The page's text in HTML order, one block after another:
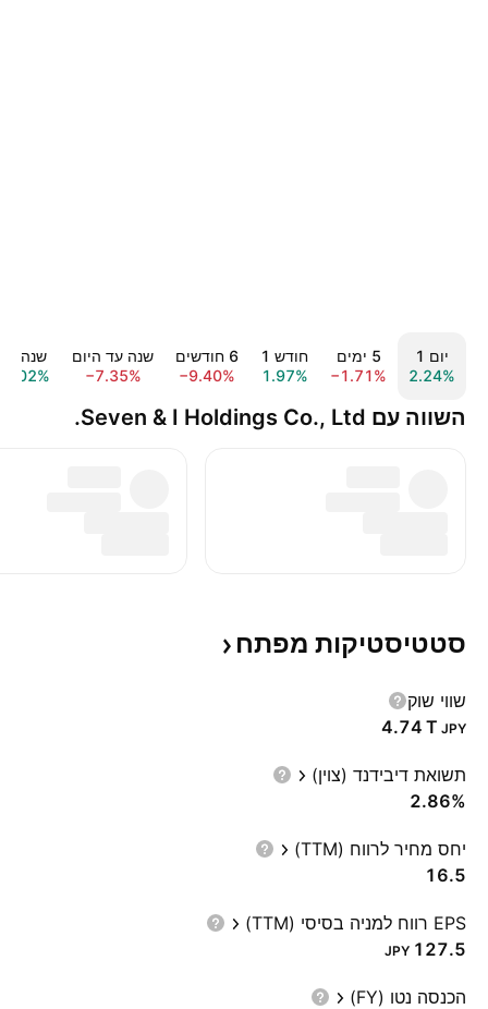
יום ‎1‎
2.24%
‎5‎ ימים
−1.71%
חודש ‎1‎
1.97%
‎6‎ חודשים
−9.40%
שנה עד היום
−7.35%
שנה ‎1‎
3.02%
השווה עם Seven & I Holdings Co., Ltd.
סטטיסטיקות מפתח
שווי שוק
‪4.74 T‬ JPY
תשואת דיבידנד (צוין)
2.86%
יחס מחיר לרווח (TTM)
16.5
EPS רווח למניה בסיסי (TTM)
127.5
JPY
הכנסה נטו (FY)